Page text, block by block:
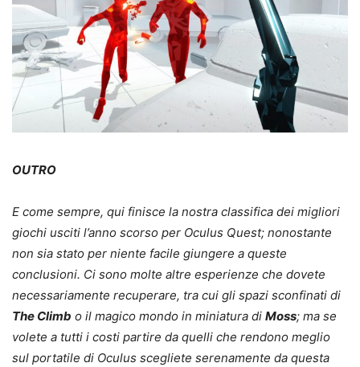
OUTRO
E come sempre, qui finisce la nostra classifica dei migliori
giochi usciti l’anno scorso per Oculus Quest; nonostante
non sia stato per niente facile giungere a queste
conclusioni. Ci sono molte altre esperienze che dovete
necessariamente recuperare, tra cui gli spazi sconfinati di
The Climb o il magico mondo in miniatura di Moss; ma se
volete a tutti i costi partire da quelli che rendono meglio
sul portatile di Oculus scegliete serenamente da questa